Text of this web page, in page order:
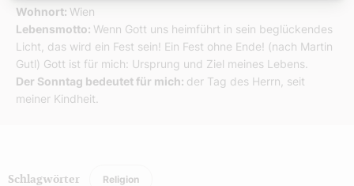
Wohnort: Wien
Lebensmotto: Wenn Gott uns heimführt in sein beglückendes
Licht, das wird ein Fest sein! Ein Fest ohne Ende! (nach Martin
Gutl) Gott ist für mich: Ursprung und Ziel meines Lebens.
Der Sonntag bedeutet für mich: der Tag des Herrn, seit
meiner Kindheit.
Schlagwörter Religion